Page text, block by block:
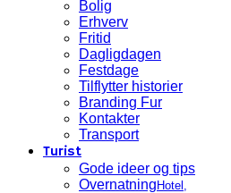
Bolig
Erhverv
Fritid
Dagligdagen
Festdage
Tilflytter historier
Branding Fur
Kontakter
Transport
Turist
Gode ideer og tips
Overnatning Hotel,